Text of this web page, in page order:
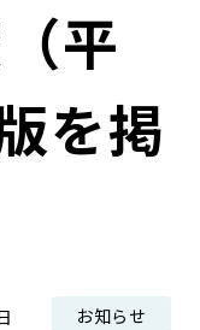
平
を掲
お知らせ